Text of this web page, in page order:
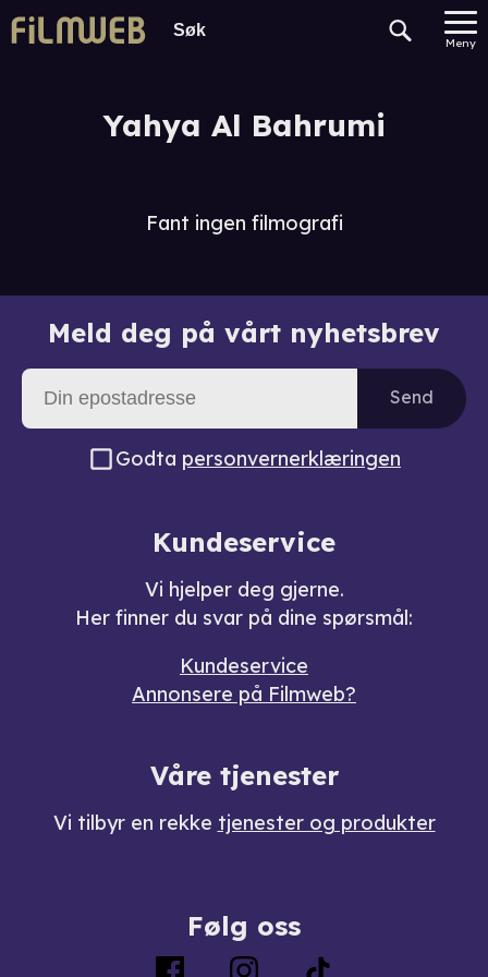
Meny
Yahya Al Bahrumi
Fant ingen filmografi
Meld deg på vårt nyhetsbrev
Send
Godta personvernerklæringen
Kundeservice
Vi hjelper deg gjerne.
Her finner du svar på dine spørsmål:
Kundeservice
Annonsere på Filmweb?
Våre tjenester
Vi tilbyr en rekke tjenester og produkter
Følg oss